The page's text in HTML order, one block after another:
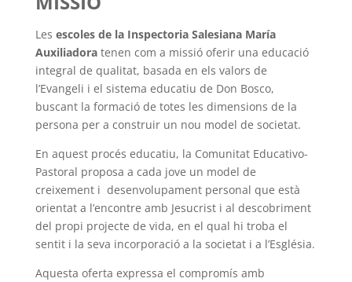
Les escoles de la Inspectoria Salesiana María
Auxiliadoratenen com a missió oferir una educació
integral de qualitat, basada en els valors de
l’Evangeli i el sistema educatiu de Don Bosco,
buscant la formació de totes les dimensions de la
persona per a construir un nou model de societat.
En aquest procés educatiu, la Comunitat Educativo-
Pastoral proposa a cada jove un model de
creixement i desenvolupament personal que està
orientat a l’encontre amb Jesucrist i al descobriment
del propi projecte de vida, en el qual hi troba el
sentit i la seva incorporació a la societat i a l’Església.
Aquesta oferta expressa el compromís amb